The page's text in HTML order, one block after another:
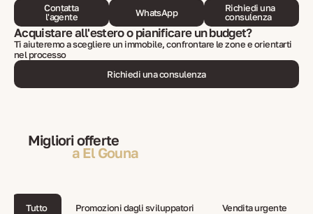
Contatta
l'agente
WhatsApp
Richiedi una
consulenza
Acquistare all'estero o pianificare un budget?
Ti aiuteremo a scegliere un immobile, confrontare le zone e orientarti
nel processo
Richiedi una consulenza
Migliori offerte
a El Gouna
Tutto Promozioni dagli sviluppatori Vendita urgente